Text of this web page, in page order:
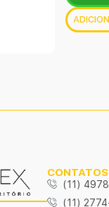
CONTATOS
(11)
(11)